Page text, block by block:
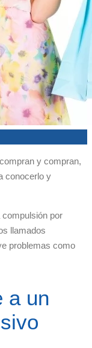
y compran,
conocerlo y
por
llamados
problemas como
a un